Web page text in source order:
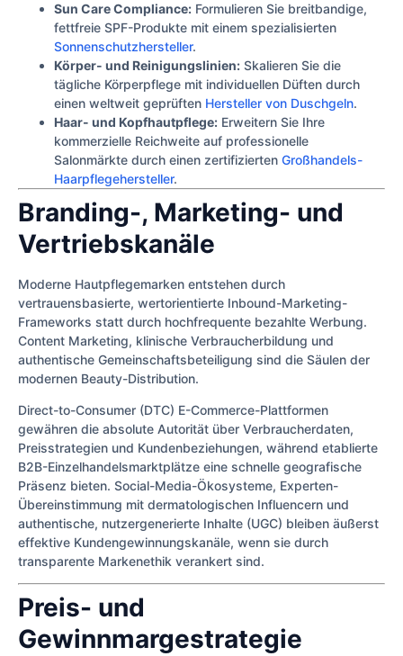
Sun Care Compliance: Formulieren Sie breitbandige,
fettfreie SPF-Produkte mit einem spezialisierten
Sonnenschutzhersteller.
Körper- und Reinigungslinien: Skalieren Sie die
tägliche Körperpflege mit individuellen Düften durch
einen weltweit geprüften Hersteller von Duschgeln.
Haar- und Kopfhautpflege: Erweitern Sie Ihre
kommerzielle Reichweite auf professionelle
Salonmärkte durch einen zertifizierten Großhandels-
Haarpflegehersteller.
Branding-, Marketing- und
Vertriebskanäle
Moderne Hautpflegemarken entstehen durch
vertrauensbasierte, wertorientierte Inbound-Marketing-
Frameworks statt durch hochfrequente bezahlte Werbung.
Content Marketing, klinische Verbraucherbildung und
authentische Gemeinschaftsbeteiligung sind die Säulen der
modernen Beauty-Distribution.
Direct-to-Consumer (DTC) E-Commerce-Plattformen
gewähren die absolute Autorität über Verbraucherdaten,
Preisstrategien und Kundenbeziehungen, während etablierte
B2B-Einzelhandelsmarktplätze eine schnelle geografische
Präsenz bieten. Social-Media-Ökosysteme, Experten-
Übereinstimmung mit dermatologischen Influencern und
authentische, nutzergenerierte Inhalte (UGC) bleiben äußerst
effektive Kundengewinnungskanäle, wenn sie durch
transparente Markenethik verankert sind.
Preis- und
Gewinnmargestrategie